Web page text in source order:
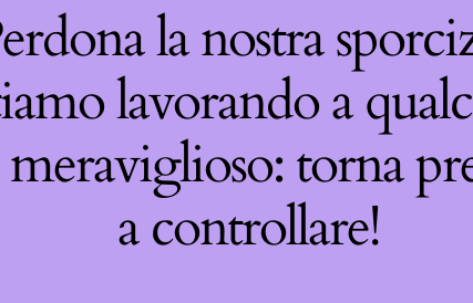
la nostra
lavorando a
torna
a controllare!